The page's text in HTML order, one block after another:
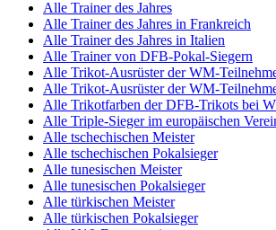
Alle Trainer des Jahres
Alle Trainer des Jahres in Frankreich
Alle Trainer des Jahres in Italien
Alle Trainer von DFB-Pokal-Siegern
Alle Trikot-Ausrüster der WM-
Alle Trikot-Ausrüster der WM-
Alle Trikotfarben der DFB-Trikots bei
Alle Triple-Sieger im europäischen
Alle tschechischen Meister
Alle tschechischen Pokalsieger
Alle tunesischen Meister
Alle tunesischen Pokalsieger
Alle türkischen Meister
Alle türkischen Pokalsieger